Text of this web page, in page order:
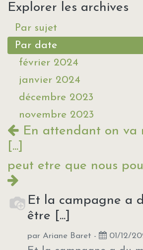
Explorer les archives
Par sujet
Par date
février 2024
janvier 2024
décembre 2023
novembre 2023
En attendant on va
[...]
peut etre que nous
Et la campagne a
être [...]
par Ariane Baret - 01/12/